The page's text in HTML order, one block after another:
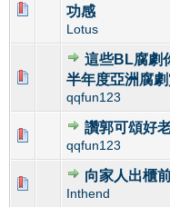
功感
Lotus
這些BL腐劇
半年度亞洲腐劇
qqfun123
0 Vote(s) -
讚郭可頌好
qqfun123
0 Vote(s) -
向家人出櫃
Inthend
0 Vote(s) -